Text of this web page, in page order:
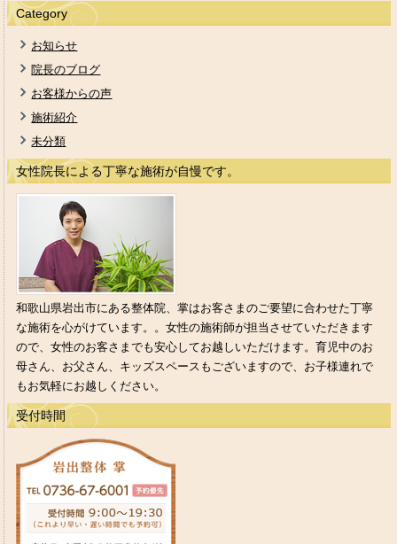
Category
お知らせ
院長のブログ
お客様からの声
施術紹介
未分類
女性院長による丁寧な施術が自慢です。
和歌山県岩出市にある整体院、掌はお客さまのご要望に合わせた丁寧
な施術を心がけています。。女性の施術師が担当させていただきます
ので、女性のお客さまでも安心してお越しいただけます。育児中のお
母さん、お父さん、キッズスペースもございますので、お子様連れで
もお気軽にお越しください。
受付時間